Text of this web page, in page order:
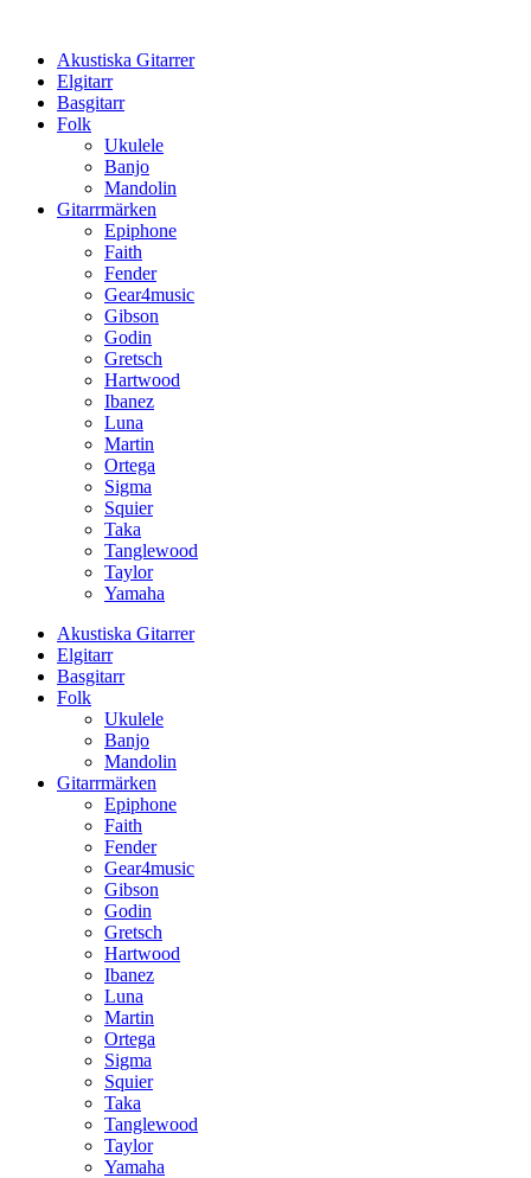
innehållAkustiska Gitarrer
Elgitarr
Basgitarr
Folk
Ukulele
Banjo
Mandolin
Gitarrmärken
Epiphone
Faith
Fender
Gear4music
Gibson
Godin
Gretsch
Hartwood
Ibanez
Luna
Martin
Ortega
Sigma
Squier
Taka
Tanglewood
Taylor
Yamaha
Akustiska Gitarrer
Elgitarr
Basgitarr
Folk
Ukulele
Banjo
Mandolin
Gitarrmärken
Epiphone
Faith
Fender
Gear4music
Gibson
Godin
Gretsch
Hartwood
Ibanez
Luna
Martin
Ortega
Sigma
Squier
Taka
Tanglewood
Taylor
Yamaha